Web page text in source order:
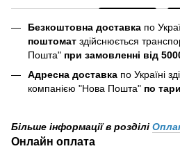
Безкоштовна доставка по
поштомат здійснюється
Пошта" при замовленні від
Адресна доставка по Україні
компанією "Нова Пошта" по
Більше інформації в розділі
Онлайн оплата